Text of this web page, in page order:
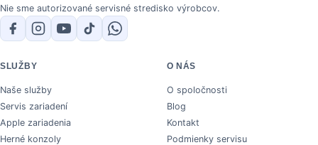
Nie sme autorizované servisné stredisko výrobcov.
SLUŽBY
Naše služby
Servis zariadení
Apple zariadenia
Herné konzoly
O NÁS
O spoločnosti
Blog
Kontakt
Podmienky servisu